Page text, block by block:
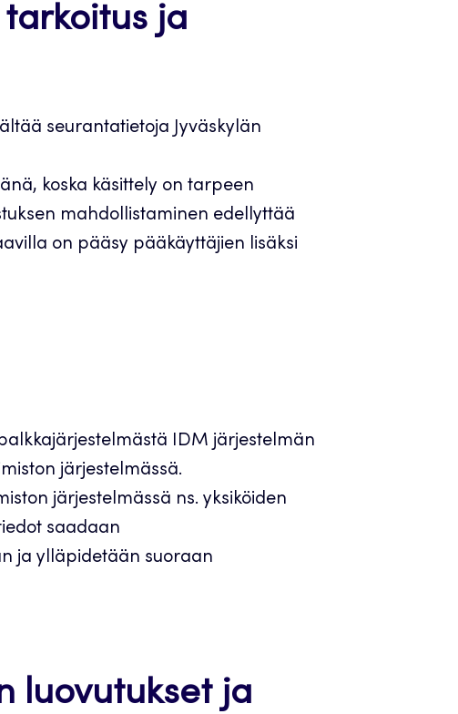
ja
seurantatietoja Jyväskylän
koska käsittely on tarpeen
mahdollistaminen edellyttää
on pääsy pääkäyttäjien lisäksi
IDM järjestelmän
järjestelmässä.
järjestelmässä ns. yksiköiden
saadaan
ja ylläpidetään suoraan
luovutukset ja